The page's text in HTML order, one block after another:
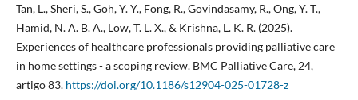
Tan, L., Sheri, S., Goh, Y. Y., Fong, R., Govindasamy, R., Ong, Y. T.,
Hamid, N. A. B. A., Low, T. L. X., & Krishna, L. K. R. (2025).
Experiences of healthcare professionals providing palliative care
in home settings - a scoping review. BMC Palliative Care, 24,
artigo 83. https://doi.org/10.1186/s12904-025-01728-z